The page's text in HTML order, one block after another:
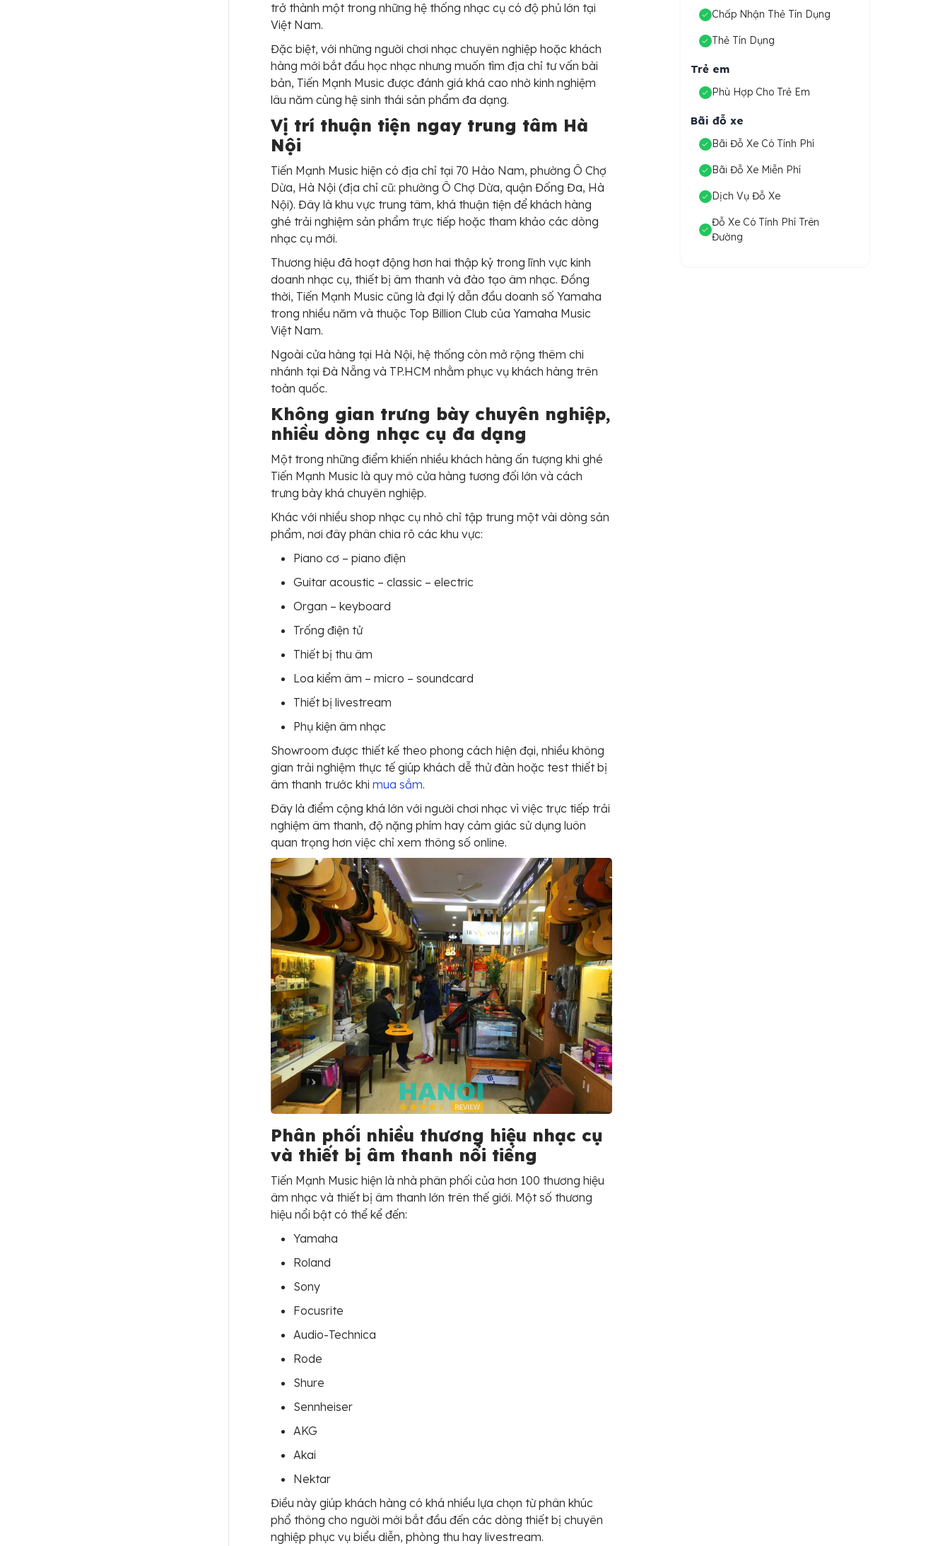
trở thành một trong những hệ thống nhạc cụ có độ phủ lớn tại
Việt Nam.
Đặc biệt, với những người chơi nhạc chuyên nghiệp hoặc khách
hàng mới bắt đầu học nhạc nhưng muốn tìm địa chỉ tư vấn bài
bản, Tiến Mạnh Music được đánh giá khá cao nhờ kinh nghiệm
lâu năm cùng hệ sinh thái sản phẩm đa dạng.
Vị trí thuận tiện ngay trung tâm Hà
Nội
Tiến Mạnh Music hiện có địa chỉ tại 70 Hào Nam, phường Ô Chợ
Dừa, Hà Nội (địa chỉ cũ: phường Ô Chợ Dừa, quận Đống Đa, Hà
Nội). Đây là khu vực trung tâm, khá thuận tiện để khách hàng
ghé trải nghiệm sản phẩm trực tiếp hoặc tham khảo các dòng
nhạc cụ mới.
Thương hiệu đã hoạt động hơn hai thập kỷ trong lĩnh vực kinh
doanh nhạc cụ, thiết bị âm thanh và đào tạo âm nhạc. Đồng
thời, Tiến Mạnh Music cũng là đại lý dẫn đầu doanh số Yamaha
trong nhiều năm và thuộc Top Billion Club của Yamaha Music
Việt Nam.
Ngoài cửa hàng tại Hà Nội, hệ thống còn mở rộng thêm chi
nhánh tại Đà Nẵng và TP.HCM nhằm phục vụ khách hàng trên
toàn quốc.
Không gian trưng bày chuyên nghiệp,
nhiều dòng nhạc cụ đa dạng
Một trong những điểm khiến nhiều khách hàng ấn tượng khi ghé
Tiến Mạnh Music là quy mô cửa hàng tương đối lớn và cách
trưng bày khá chuyên nghiệp.
Khác với nhiều shop nhạc cụ nhỏ chỉ tập trung một vài dòng sản
phẩm, nơi đây phân chia rõ các khu vực:
Piano cơ – piano điện
Guitar acoustic – classic – electric
Organ – keyboard
Trống điện tử
Thiết bị thu âm
Loa kiểm âm – micro – soundcard
Thiết bị livestream
Phụ kiện âm nhạc
Showroom được thiết kế theo phong cách hiện đại, nhiều không
gian trải nghiệm thực tế giúp khách dễ thử đàn hoặc test thiết bị
âm thanh trước khimua sắm.
Đây là điểm cộng khá lớn với người chơi nhạc vì việc trực tiếp trải
nghiệm âm thanh, độ nặng phím hay cảm giác sử dụng luôn
quan trọng hơn việc chỉ xem thông số online.
Phân phối nhiều thương hiệu nhạc cụ
và thiết bị âm thanh nổi tiếng
Tiến Mạnh Music hiện là nhà phân phối của hơn 100 thương hiệu
âm nhạc và thiết bị âm thanh lớn trên thế giới. Một số thương
hiệu nổi bật có thể kể đến:
Yamaha
Roland
Sony
Focusrite
Audio-Technica
Rode
Shure
Sennheiser
AKG
Akai
Nektar
Điều này giúp khách hàng có khá nhiều lựa chọn từ phân khúc
phổ thông cho người mới bắt đầu đến các dòng thiết bị chuyên
nghiệp phục vụ biểu diễn, phòng thu hay livestream.
Chấp Nhận Thẻ Tín Dụng
Thẻ Tín Dụng
Trẻ em
Phù Hợp Cho Trẻ Em
Bãi đỗ xe
Bãi Đỗ Xe Có Tính Phí
Bãi Đỗ Xe Miễn Phí
Dịch Vụ Đỗ Xe
Đỗ Xe Có Tính Phí Trên
Đường